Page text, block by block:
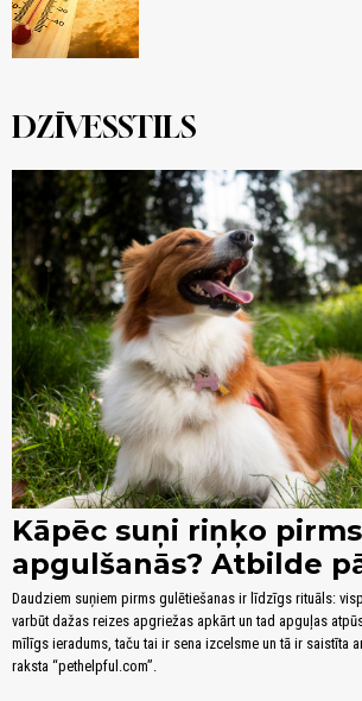
DZĪVESSTILS
Kāpēc suņi riņķo pirms
apgulšanās? Atbilde
Daudziem suņiem pirms gulētiešanas ir līdzīgs rituāls:
varbūt dažas reizes apgriežas apkārt un tad apguļas
mīlīgs ieradums, taču tai ir sena izcelsme un tā ir saistīta
raksta “pethelpful.com”.